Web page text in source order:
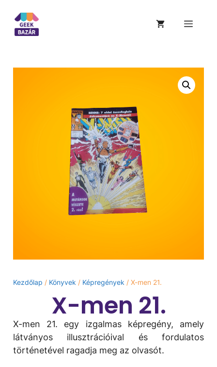
Kezdőlap / Könyvek / Képregények / X-men 21.
X-men 21.
X-men 21. egy izgalmas képregény, amely
látványos illusztrációival és fordulatos
történetével ragadja meg az olvasót.